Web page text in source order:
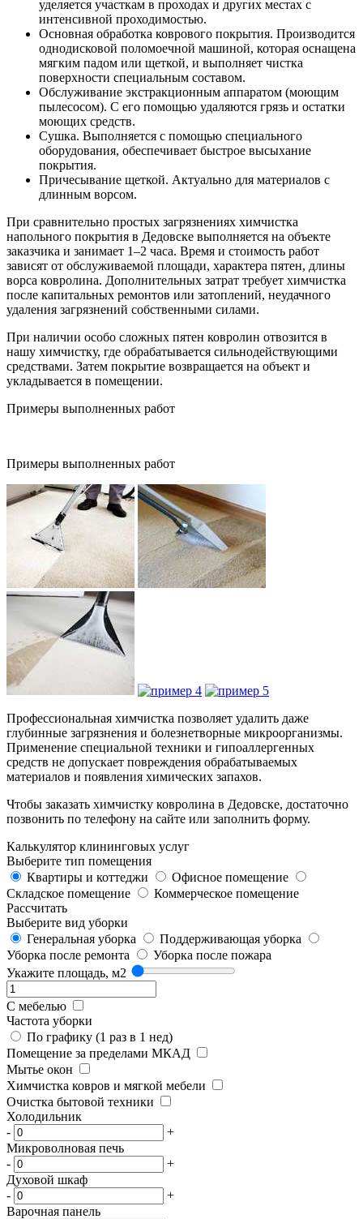
уделяется участкам в проходах и других местах с
интенсивной проходимостью.
Основная обработка коврового покрытия. Производится
однодисковой поломоечной машиной, которая оснащена
мягким падом или щеткой, и выполняет чистка
поверхности специальным составом.
Обслуживание экстракционным аппаратом (моющим
пылесосом). С его помощью удаляются грязь и остатки
моющих средств.
Сушка. Выполняется с помощью специального
оборудования, обеспечивает быстрое высыхание
покрытия.
Причесывание щеткой. Актуально для материалов с
длинным ворсом.
При сравнительно простых загрязнениях химчистка
напольного покрытия в Дедовске выполняется на объекте
заказчика и занимает 1–2 часа. Время и стоимость работ
зависят от обслуживаемой площади, характера пятен, длины
ворса ковролина. Дополнительных затрат требует химчистка
после капитальных ремонтов или затоплений, неудачного
удаления загрязнений собственными силами.
При наличии особо сложных пятен ковролин отвозится в
нашу химчистку, где обрабатывается сильнодействующими
средствами. Затем покрытие возвращается на объект и
укладывается в помещении.
Примеры выполненных работ
Примеры выполненных работ
Профессиональная химчистка позволяет удалить даже
глубинные загрязнения и болезнетворные микроорганизмы.
Применение специальной техники и гипоаллергенных
средств не допускает повреждения обрабатываемых
материалов и появления химических запахов.
Чтобы заказать химчистку ковролина в Дедовске, достаточно
позвонить по телефону на сайте или заполнить форму.
Калькулятор клининговых услуг
Выберите тип помещения
Квартиры и коттеджи
Офисное помещение
Складское помещение
Коммерческое помещение
Рассчитать
Выберите вид уборки
Генеральная уборка
Поддерживающая уборка
Уборка после ремонта
Уборка после пожара
Укажите площадь, м2
С мебелью
Частота уборки
По графику (1 раз в 1 нед)
Помещение за пределами МКАД
Мытье окон
Химчистка ковров и мягкой мебели
Очистка бытовой техники
Холодильник
-
+
Микроволновая печь
-
+
Духовой шкаф
-
+
Варочная панель